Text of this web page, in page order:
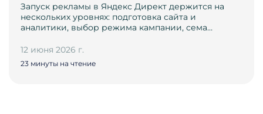
Запуск рекламы в Яндекс Директ держится на
нескольких уровнях: подготовка сайта и
аналитики, выбор режима кампании, сема…
12 июня 2026 г.
23 минуты на чтение